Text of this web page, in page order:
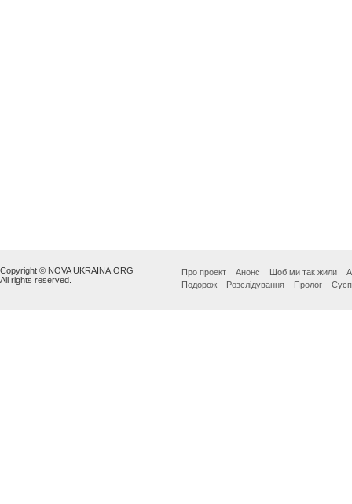
Copyright © NOVA UKRAINA.ORG
All rights reserved.
Про проект Анонс Щоб ми так жили
Подорож
Розслідування Пролог